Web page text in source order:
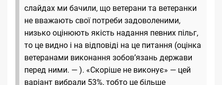
слайдах ми бачили, що ветерани та ветеранки
не вважають свої потреби задоволеними,
низько оцінюють якість надання певних пільг,
то це видно і на відповіді на це питання (оцінка
ветеранами виконання зобов’язань держави
перед ними. — ). «Скоріше не виконує» — цей
варіант вибрали 53%, тобто це більше